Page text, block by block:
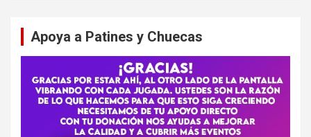
Apoya a Patines y Chuecas